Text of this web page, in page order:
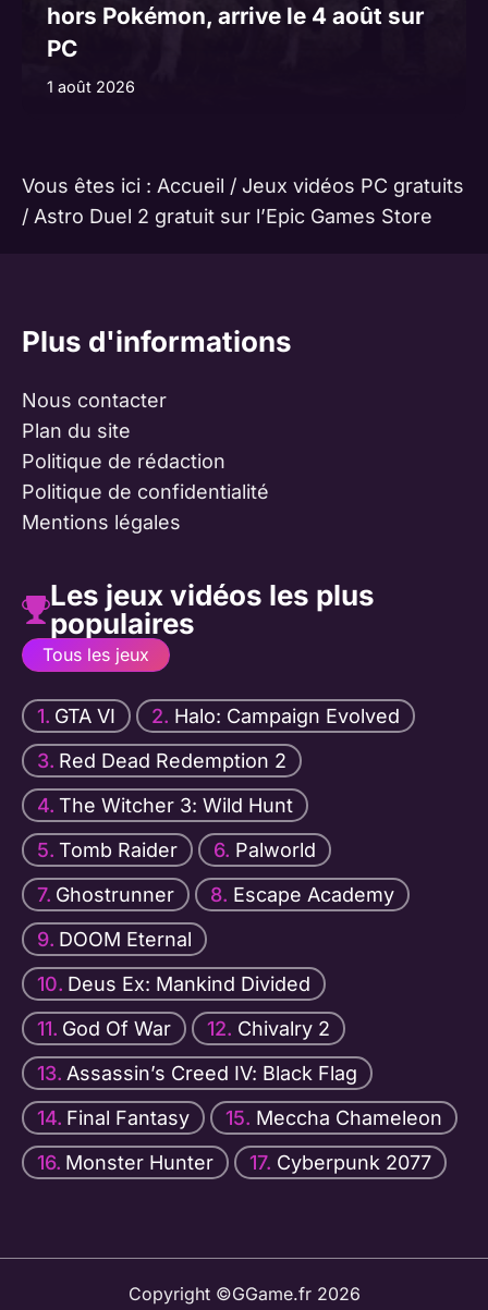
hors Pokémon, arrive le 4 août sur
PC
1 août 2026
Vous êtes ici : Accueil / Jeux vidéos PC gratuits
/ Astro Duel 2 gratuit sur l’Epic Games Store
Plus d'informations
Nous contacter
Plan du site
Politique de rédaction
Politique de confidentialité
Mentions légales
Les jeux vidéos les plus
populaires
Tous les jeux
GTA VI
Halo: Campaign Evolved
Red Dead Redemption 2
The Witcher 3: Wild Hunt
Tomb Raider
Palworld
Ghostrunner
Escape Academy
DOOM Eternal
Deus Ex: Mankind Divided
God Of War
Chivalry 2
Assassin’s Creed IV: Black Flag
Final Fantasy
Meccha Chameleon
Monster Hunter
Cyberpunk 2077
Copyright ©GGame.fr 2026